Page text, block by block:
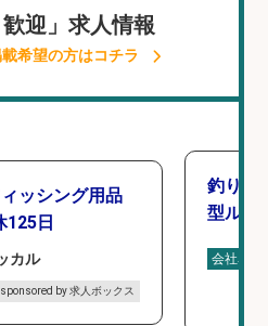
歓迎」求人情報
希望の方はコチラ
ッシング用品
125日
カル
sponsored by 求人ボックス
釣り好
型ルー
会社名